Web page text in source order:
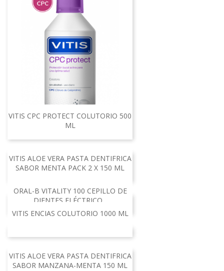
VITIS CPC PROTECT COLUTORIO 500
ML
VITIS ALOE VERA PASTA DENTIFRICA
SABOR MENTA PACK 2 X 150 ML
ORAL-B VITALITY 100 CEPILLO DE
DIENTES ELÉCTRICO...
VITIS ENCIAS COLUTORIO 1000 ML
VITIS ALOE VERA PASTA DENTIFRICA
SABOR MANZANA-MENTA 150 ML